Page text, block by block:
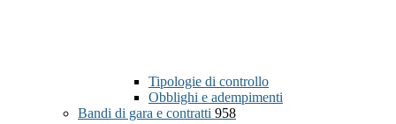
Tipologie di controllo
Obblighi e adempimenti
Bandi di gara e contratti 958